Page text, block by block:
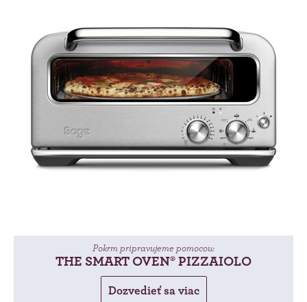
Pokrm pripravujeme pomocou:
THE SMART OVEN® PIZZAIOLO
Dozvedieť sa viac